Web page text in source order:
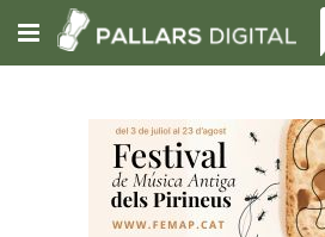
Subscriu-t'hi